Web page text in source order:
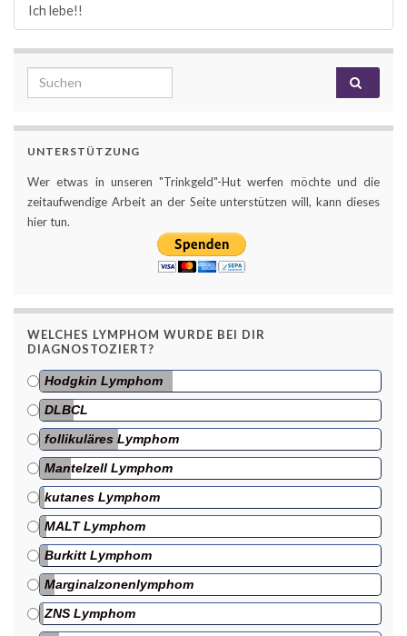
Ich lebe!!
Search for:
UNTERSTÜTZUNG
Wer etwas in unseren "Trinkgeld"-Hut werfen möchte und die
zeitaufwendige Arbeit an der Seite unterstützen will, kann dieses
hier tun.
WELCHES LYMPHOM WURDE BEI DIR
DIAGNOSTOZIERT?
Hodgkin Lymphom
DLBCL
follikuläres Lymphom
Mantelzell Lymphom
kutanes Lymphom
MALT Lymphom
Burkitt Lymphom
Marginalzonenlymphom
ZNS Lymphom